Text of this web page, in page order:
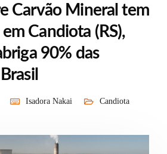
Carvão Mineral tem
Candiota (RS),
90% das
Isadora Nakai
Candiota